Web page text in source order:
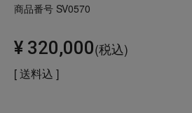
商品番号 SV0570
¥ 320,000 税込
送料込